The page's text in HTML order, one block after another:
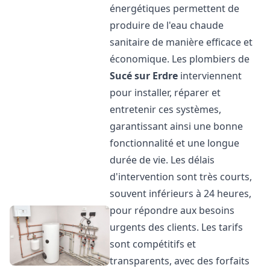
énergétiques permettent de
produire de l'eau chaude
sanitaire de manière efficace et
économique. Les plombiers de
Sucé sur Erdre interviennent
pour installer, réparer et
entretenir ces systèmes,
garantissant ainsi une bonne
fonctionnalité et une longue
durée de vie. Les délais
d'intervention sont très courts,
souvent inférieurs à 24 heures,
pour répondre aux besoins
urgents des clients. Les tarifs
sont compétitifs et
transparents, avec des forfaits